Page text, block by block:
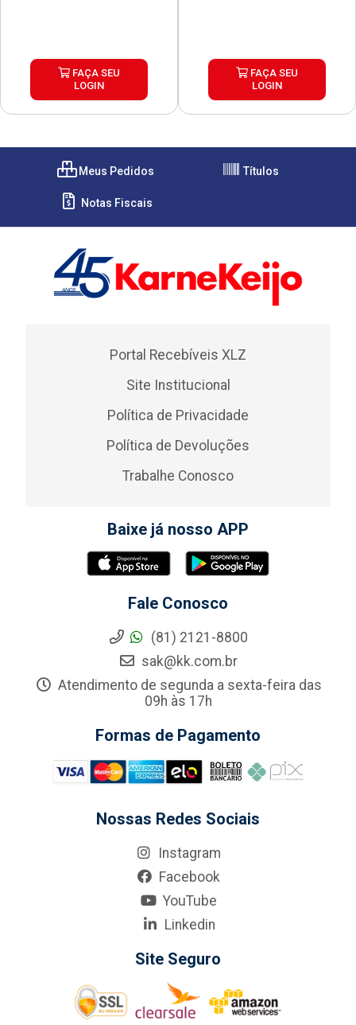
FAÇA SEU
LOGIN
FAÇA SEU
LOGIN
Meus Pedidos Títulos
Notas Fiscais
Portal Recebíveis XLZ
Site Institucional
Política de Privacidade
Política de Devoluções
Trabalhe Conosco
Baixe já nosso APP
Fale Conosco
(81) 2121-8800
sak@kk.com.br
Atendimento de segunda a sexta-feira das
09h às 17h
Formas de Pagamento
Nossas Redes Sociais
Instagram
Facebook
YouTube
Linkedin
Site Seguro